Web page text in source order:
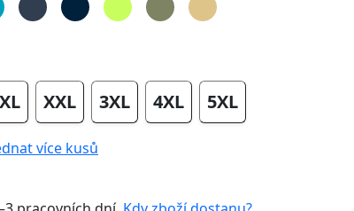
XL XXL 3XL 4XL 5XL
více kusů